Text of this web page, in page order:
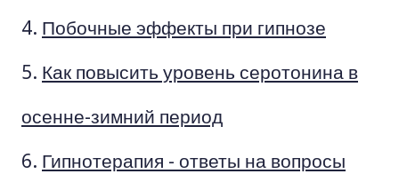
Побочные эффекты при гипнозе
Как повысить уровень серотонина в
осенне-зимний период
Гипнотерапия - ответы на вопросы